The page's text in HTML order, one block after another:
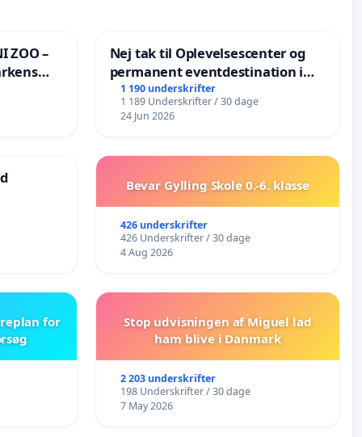
ZOO –
Nej tak til Oplevelsescenter og
permanent eventdestination i
Vejby - Ja tak til et levende
lokalområde i balance
1 190 underskrifter
1 189 Underskrifter / 30 dage
24 Jun 2026
Bevar Gylling Skole 0.-6. klasse
426 underskrifter
426 Underskrifter / 30 dage
4 Aug 2026
for
Stop udvisningen af Miguel lad
ham blive i Danmark
2 203 underskrifter
198 Underskrifter / 30 dage
7 May 2026